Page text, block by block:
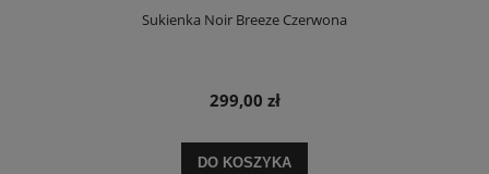
Sukienka Noir Breeze Czerwona
299,00 zł
DO KOSZYKA